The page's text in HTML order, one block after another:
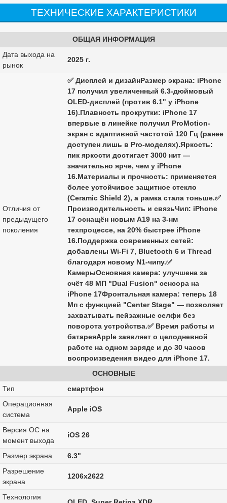
ТЕХНИЧЕСКИЕ ХАРАКТЕРИСТИКИ
ОБЩАЯ ИНФОРМАЦИЯ
Дата выхода на
рынок
2025 г.
Отличия от
предыдущего
поколения
✅ Дисплей и дизайнРазмер экрана: iPhone
17 получил увеличенный 6.3-дюймовый
OLED-дисплей (против 6.1" у iPhone
16).Плавность прокрутки: iPhone 17
впервые в линейке получил ProMotion-
экран с адаптивной частотой 120 Гц (ранее
доступен лишь в Pro-моделях).Яркость:
пик яркости достигает 3000 нит —
значительно ярче, чем у iPhone
16.Материалы и прочность: применяется
более устойчивое защитное стекло
(Ceramic Shield 2), а рамка стала тоньше.✅
Производительность и связьЧип: iPhone
17 оснащён новым A19 на 3-нм
техпроцессе, на 20% быстрее iPhone
16.Поддержка современных сетей:
добавлены Wi-Fi 7, Bluetooth 6 и Thread
благодаря новому N1-чипу.✅
КамерыОсновная камера: улучшена за
счёт 48 МП "Dual Fusion" сенсора на
iPhone 17Фронтальная камера: теперь 18
Мп с функцией "Center Stage" — позволяет
захватывать пейзажные селфи без
поворота устройства.✅ Время работы и
батареяApple заявляет о целодневной
работе на одном заряде и до 30 часов
воспроизведения видео для iPhone 17.
ОСНОВНЫЕ
Тип
смартфон
Операционная
система
Apple iOS
Версия ОС на
момент выхода
iOS 26
Размер экрана
6.3"
Разрешение
экрана
1206x2622
Технология